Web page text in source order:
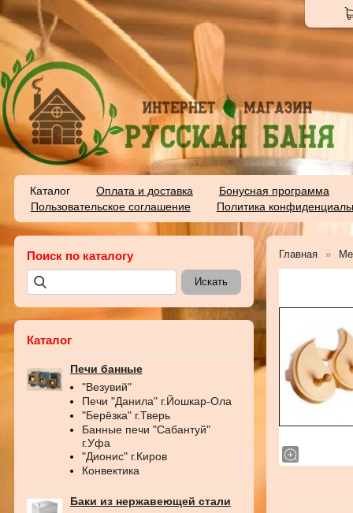
Каталог Оплата и доставка
Бонусная программа
Пользовательское соглашение
Политика
Поиск по каталогу
Каталог
Печи банные
"Везувий"
Печи "Данила" г.Йошкар-Ола
"Берёзка" г.Тверь
Банные печи "Сабантуй"
г.Уфа
"Дионис" г.Киров
Конвектика
Баки из нержавеющей стали
Главная